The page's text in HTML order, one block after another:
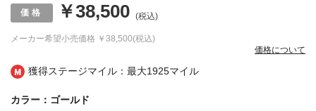
獲得ステージマイル：最大1925マイル
メーカー希望小売価格 ￥38,500(税込)
￥38,500 (税込)
価格について
カラー：ゴールド